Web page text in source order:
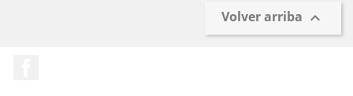
Volver arriba 